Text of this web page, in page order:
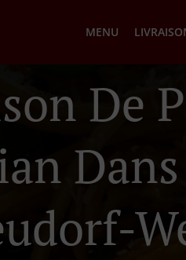
MENU
De